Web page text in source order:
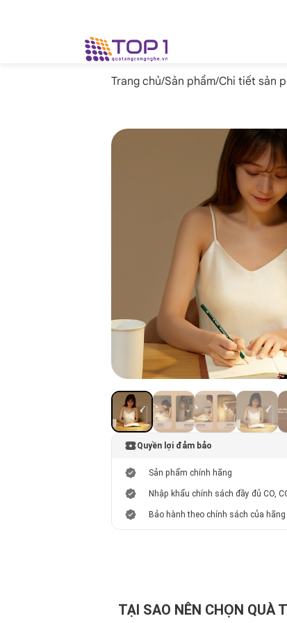
Trang chủ/Sản phẩm/Chi tiết sản
Quyền lợi đảm bảo
Sản phẩm chính hãng
Nhập khẩu chính sách đầy đủ CO,
Bảo hành theo chính sách của hãng
TẠI SAO NÊN CHỌN QUÀ